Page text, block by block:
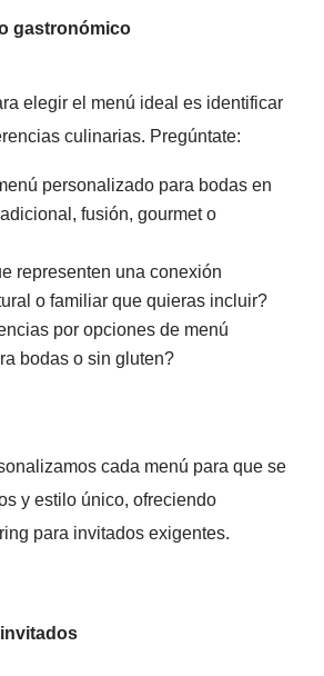
gastronómico
elegir el menú ideal es identificar
culinarias. Pregúntate:
personalizado para bodas en
fusión, gourmet o
representen una conexión
o familiar que quieras incluir?
por opciones de menú
bodas o sin gluten?
cada menú para que se
y estilo único, ofreciendo
para invitados exigentes.